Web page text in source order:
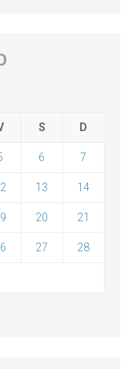
S D
6 7
13 14
20 21
27 28